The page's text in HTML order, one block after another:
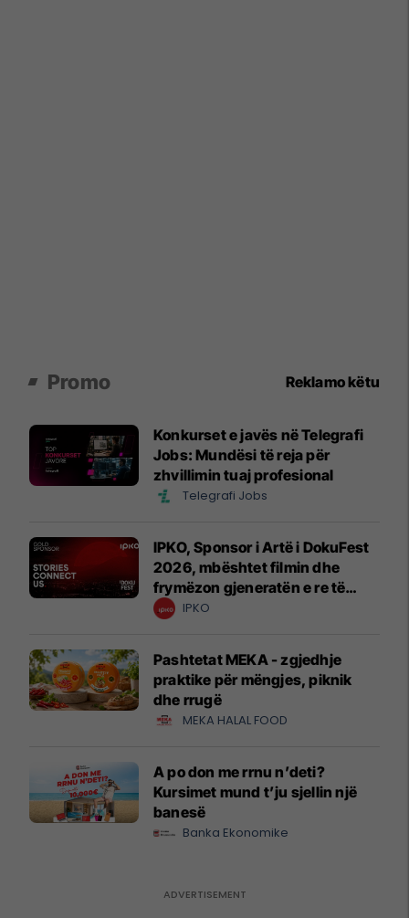
Promo Reklamo këtu
Konkurset e javës në Telegrafi
Jobs: Mundësi të reja për
zhvillimin tuaj profesional
Telegrafi Jobs
IPKO, Sponsor i Artë i DokuFest
2026, mbështet filmin dhe
frymëzon gjeneratën e re të
krijuesve
IPKO
Pashtetat MEKA - zgjedhje
praktike për mëngjes, piknik
dhe rrugë
MEKA HALAL FOOD
A po don me rrnu n’deti?
Kursimet mund t’ju sjellin një
banesë
Banka Ekonomike